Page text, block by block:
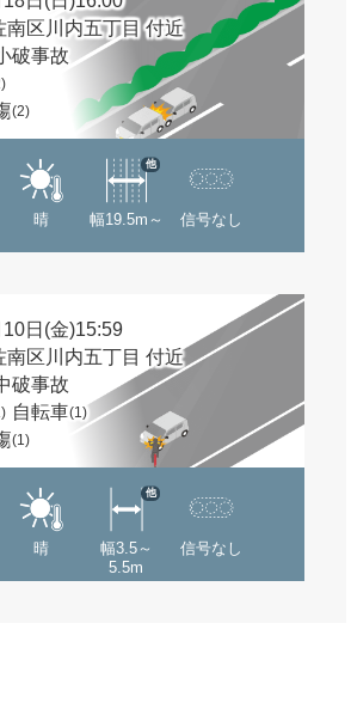
南区川内五丁目 付近
破事故
(2)
晴 幅19.5m～
他
信号なし
日(金)15:59
南区川内五丁目 付近
破事故
自転車(1)
(1)
晴
幅3.5～
5.5m
他
信号なし